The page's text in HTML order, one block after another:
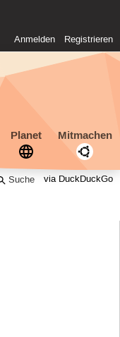
Anmelden Registrieren
Planet Mitmachen
via DuckDuckGo